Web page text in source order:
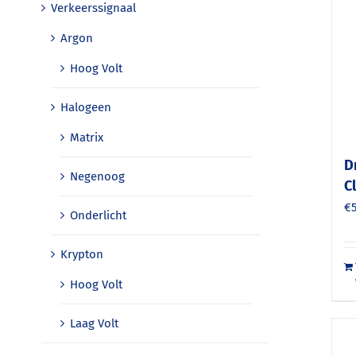
€
Verkeerssignaal
Argon
Hoog Volt
Halogeen
Matrix
Negenoog
Onderlicht
Krypton
Hoog Volt
Laag Volt